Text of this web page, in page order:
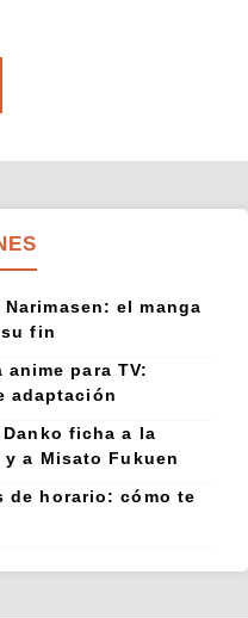
el manga
fin
para TV:
adaptación
ficha a la
a Misato Fukuen
de horario: cómo te